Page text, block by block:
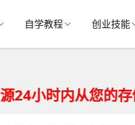
自学教程 创业技能
从您的存储设备删